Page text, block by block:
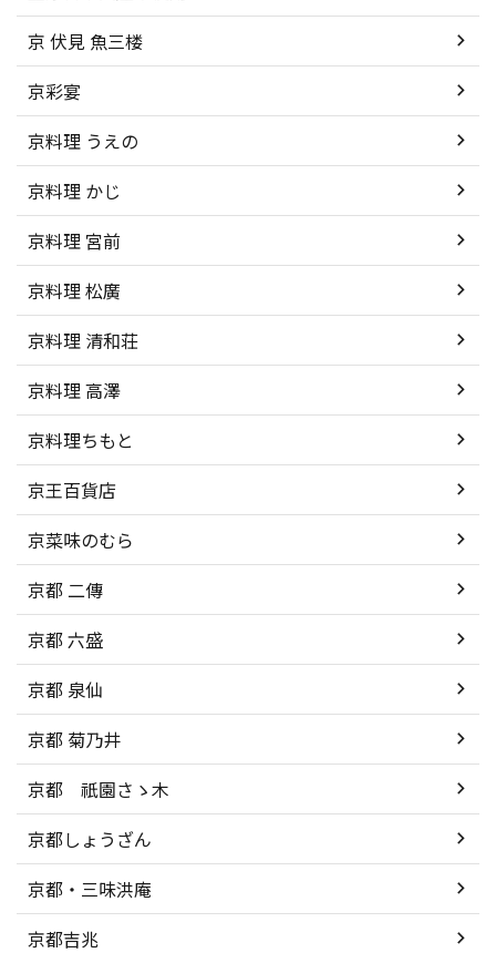
京 伏見 魚三楼
京彩宴
京料理 うえの
京料理 かじ
京料理 宮前
京料理 松廣
京料理 清和荘
京料理 高澤
京料理ちもと
京王百貨店
京菜味のむら
京都 二傳
京都 六盛
京都 泉仙
京都 菊乃井
京都 祇園さゝ木
京都しょうざん
京都・三味洪庵
京都吉兆